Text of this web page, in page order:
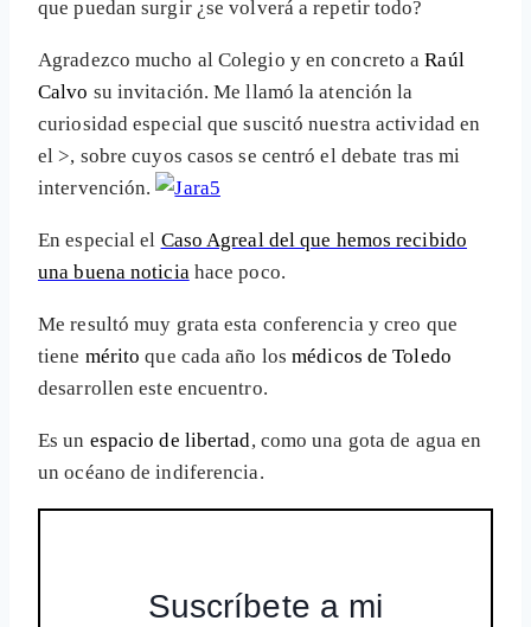
que puedan surgir ¿se volverá a repetir todo?
Agradezco mucho al Colegio y en concreto aRaúl
Calvo su invitación. Me llamó la atención la
curiosidad especial que suscitó nuestra actividad en
el >, sobre cuyos casos se centró el debate tras mi
intervención.
En especial el Caso Agreal del que hemos recibido
una buena noticia hace poco.
Me resultó muy grata esta conferencia y creo que
tiene mérito que cada año losmédicos de Toledo
desarrollen este encuentro.
Es un espacio de libertad, como una gota de agua en
un océano de indiferencia.
Suscríbete a mi